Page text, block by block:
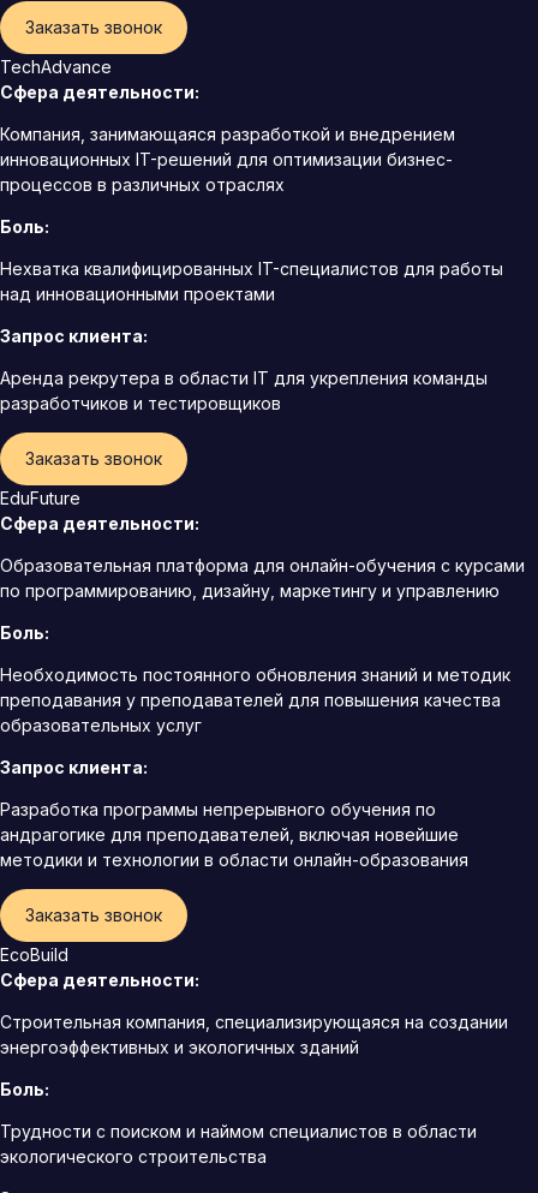
Заказать звонок
TechAdvance
Сфера деятельности:
Компания, занимающаяся разработкой и внедрением
инновационных IT-решений для оптимизации бизнес-
процессов в различных отраслях
Боль:
Нехватка квалифицированных IT-специалистов для работы
над инновационными проектами
Запрос клиента:
Аренда рекрутера в области IT для укрепления команды
разработчиков и тестировщиков
Заказать звонок
EduFuture
Сфера деятельности:
Образовательная платформа для онлайн-обучения с курсами
по программированию, дизайну, маркетингу и управлению
Боль:
Необходимость постоянного обновления знаний и методик
преподавания у преподавателей для повышения качества
образовательных услуг
Запрос клиента:
Разработка программы непрерывного обучения по
андрагогике для преподавателей, включая новейшие
методики и технологии в области онлайн-образования
Заказать звонок
EcoBuild
Сфера деятельности:
Строительная компания, специализирующаяся на создании
энергоэффективных и экологичных зданий
Боль:
Трудности с поиском и наймом специалистов в области
экологического строительства